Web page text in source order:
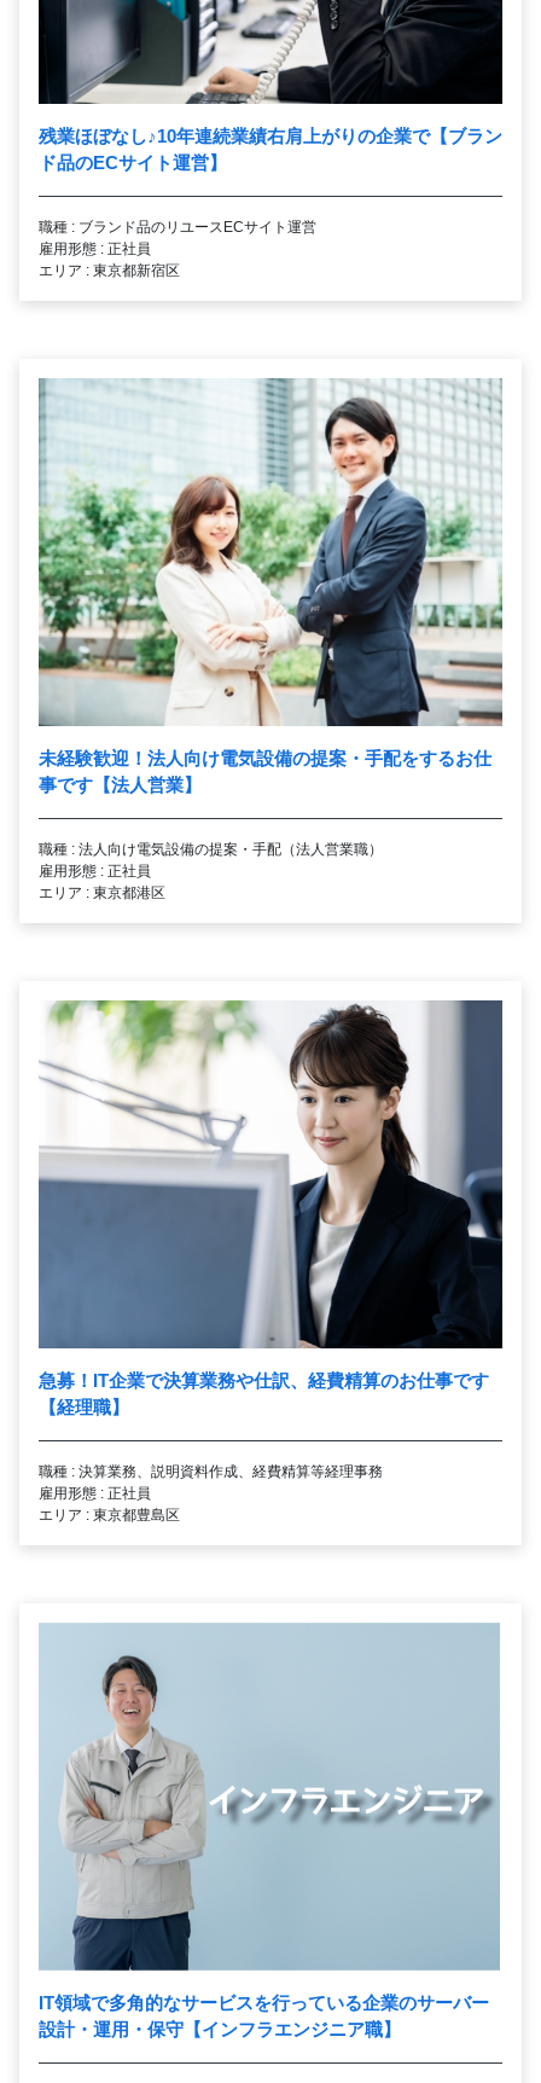
残業ほぼなし♪10年連続業績右肩上がりの企業で【ブラン
ド品のECサイト運営】
職種 : ブランド品のリユースECサイト運営
雇用形態 : 正社員
エリア : 東京都新宿区
未経験歓迎！法人向け電気設備の提案・手配をするお仕
事です【法人営業】
職種 : 法人向け電気設備の提案・手配（法人営業職）
雇用形態 : 正社員
エリア : 東京都港区
急募！IT企業で決算業務や仕訳、経費精算のお仕事です
【経理職】
職種 : 決算業務、説明資料作成、経費精算等経理事務
雇用形態 : 正社員
エリア : 東京都豊島区
IT領域で多角的なサービスを行っている企業のサーバー
設計・運用・保守【インフラエンジニア職】